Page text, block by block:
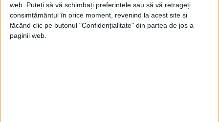
web. Puteți să vă schimbați preferințele sau să vă retrageți
consimțământul în orice moment, revenind la acest site și
făcând clic pe butonul "Confidențialitate" din partea de jos a
paginii web.